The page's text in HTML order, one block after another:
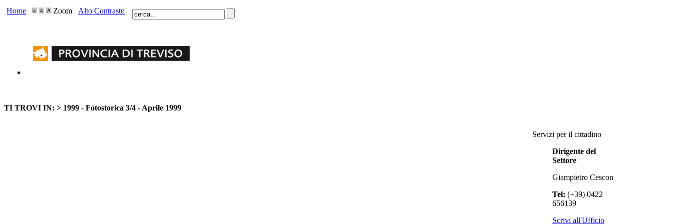
Home Zoom Alto Contrasto
TI TROVI IN: > 1999 - Fotostorica 3/4 - Aprile 1999
Servizi per il cittadino
Dirigente del
Settore
Giampietro Cescon
Tel: (+39) 0422
656139
Scrivi all'Ufficio